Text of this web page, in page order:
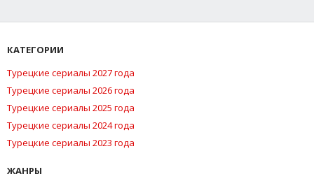
КАТЕГОРИИ
Турецкие сериалы 2027 года
Турецкие сериалы 2026 года
Турецкие сериалы 2025 года
Турецкие сериалы 2024 года
Турецкие сериалы 2023 года
ЖАНРЫ